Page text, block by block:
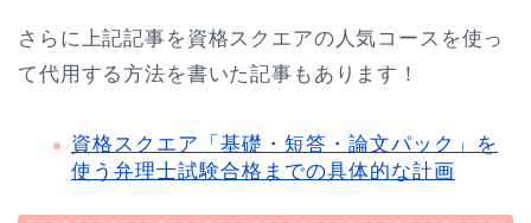
さらに上記記事を資格スクエアの人気コースを使っ
て代用する方法を書いた記事もあります！
資格スクエア「基礎・短答・論文パック」を
使う弁理士試験合格までの具体的な計画